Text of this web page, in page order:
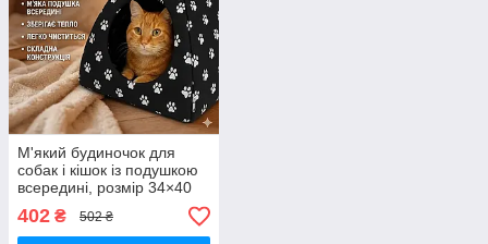
М'який будиночок для
собак і кішок із подушкою
всередині, розмір 34×40
см — комфортне укриття
для хатніх тварин
402 ₴ 502 ₴